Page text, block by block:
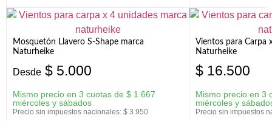
Mosquetón Llavero S-Shape marca
Naturheike
Desde $ 5.000
Mismo precio en 3 cuotas de $ 1.667
miércoles y sábados
Precio sin impuestos nacionales: $ 3.950
Vientos para Carpa
Naturheike
$ 16.500
Mismo precio en 3
miércoles y
Precio sin impuestos